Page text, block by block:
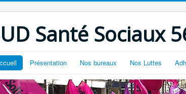
Santé Sociaux
Présentation Nos bureaux Nos Luttes